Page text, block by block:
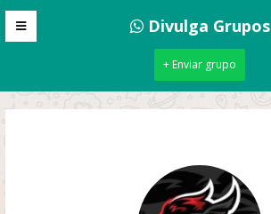
Divulga Grupos
+ Enviar grupo